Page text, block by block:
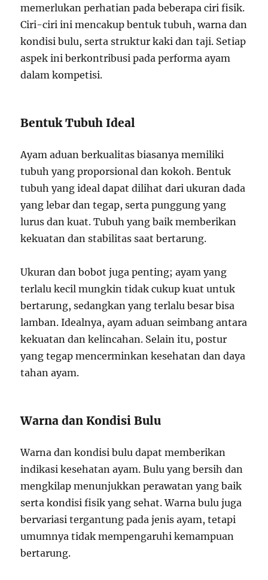
memerlukan perhatian pada beberapa ciri fisik.
Ciri-ciri ini mencakup bentuk tubuh, warna dan
kondisi bulu, serta struktur kaki dan taji. Setiap
aspek ini berkontribusi pada performa ayam
dalam kompetisi.
Bentuk Tubuh Ideal
Ayam aduan berkualitas biasanya memiliki
tubuh yang proporsional dan kokoh. Bentuk
tubuh yang ideal dapat dilihat dari ukuran dada
yang lebar dan tegap, serta punggung yang
lurus dan kuat. Tubuh yang baik memberikan
kekuatan dan stabilitas saat bertarung.
Ukuran dan bobot juga penting; ayam yang
terlalu kecil mungkin tidak cukup kuat untuk
bertarung, sedangkan yang terlalu besar bisa
lamban. Idealnya, ayam aduan seimbang antara
kekuatan dan kelincahan. Selain itu, postur
yang tegap mencerminkan kesehatan dan daya
tahan ayam.
Warna dan Kondisi Bulu
Warna dan kondisi bulu dapat memberikan
indikasi kesehatan ayam. Bulu yang bersih dan
mengkilap menunjukkan perawatan yang baik
serta kondisi fisik yang sehat. Warna bulu juga
bervariasi tergantung pada jenis ayam, tetapi
umumnya tidak mempengaruhi kemampuan
bertarung.